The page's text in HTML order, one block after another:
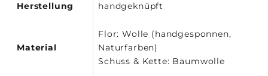
Herstellung handgeknüpft
Material
Flor: Wolle (handgesponnen,
Naturfarben)
Schuss & Kette: Baumwolle